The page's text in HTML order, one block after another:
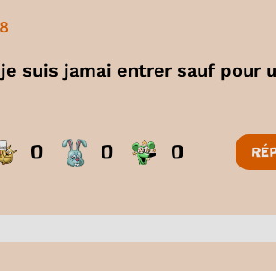
suis jamai entrer sauf pour
0 0 0